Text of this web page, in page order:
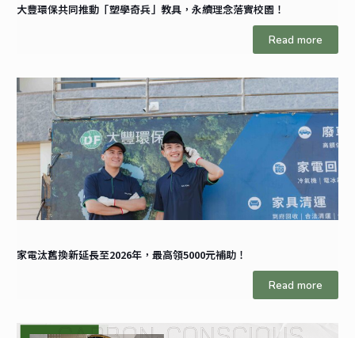
大豐環保共同推動「塑學奇兵」教具，永續理念落實校園！
Read more
家電汰舊換新延長至2026年，最高領5000元補助！
Read more